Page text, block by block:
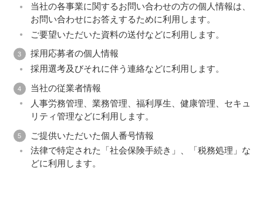
当社の各事業に関するお問い合わせの方の個人情報は、
お問い合わせにお答えするために利用します。
ご要望いただいた資料の送付などに利用します。
採用応募者の個人情報
採用選考及びそれに伴う連絡などに利用します。
当社の従業者情報
人事労務管理、業務管理、福利厚生、健康管理、セキュ
リティ管理などに利用します。
ご提供いただいた個人番号情報
法律で特定された「社会保険手続き」、「税務処理」な
どに利用します。